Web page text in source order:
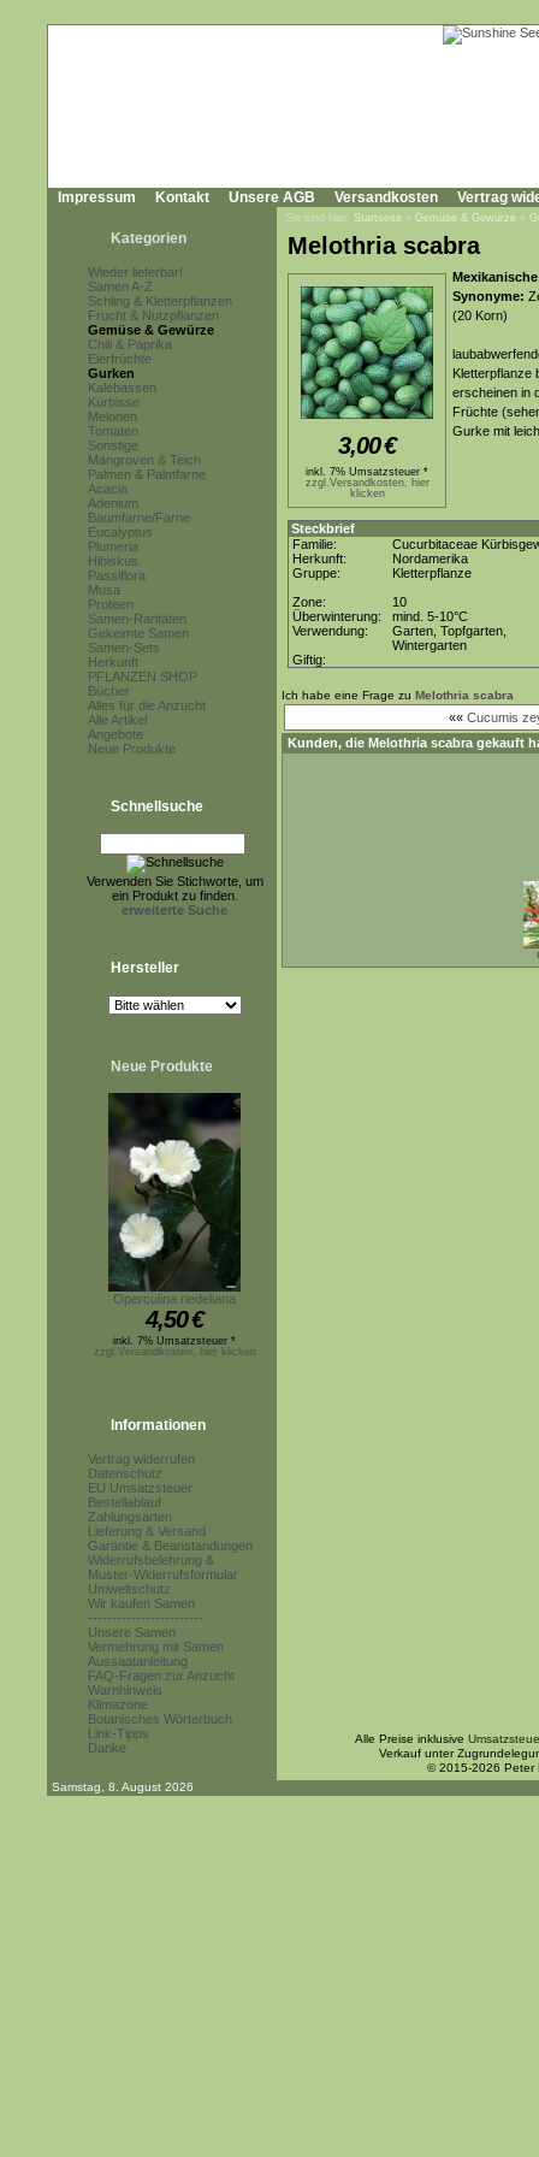
Impressum Kontakt Unsere AGB Versandkosten Vertrag
Kategorien
Wieder lieferbar!
Samen A-Z
Schling & Kletterpflanzen
Frucht & Nutzpflanzen
Gemüse & Gewürze
Chili & Paprika
Eierfrüchte
Gurken
Kalebassen
Kürbisse
Melonen
Tomaten
Sonstige
Mangroven & Teich
Palmen & Palmfarne
Acacia
Adenium
Baumfarne/Farne
Eucalyptus
Plumeria
Hibiskus
Passiflora
Musa
Proteen
Samen-Raritäten
Gekeimte Samen
Samen-Sets
Herkunft
PFLANZEN SHOP
Bücher
Alles für die Anzucht
Alle Artikel
Angebote
Neue Produkte
Schnellsuche
Verwenden Sie Stichworte, um
ein Produkt zu finden.
erweiterte Suche
Hersteller
Neue Produkte
Operculina riedeliana
4,50€
inkl. 7% Umsatzsteuer *
zzgl.Versandkosten, hier klicken
Informationen
Vertrag widerrufen
Datenschutz
EU Umsatzsteuer
Bestellablauf
Zahlungsarten
Lieferung & Versand
Garantie & Beanstandungen
Widerrufsbelehrung &
Muster-Widerrufsformular
Umweltschutz
Wir kaufen Samen
------------------------
Unsere Samen
Vermehrung mit Samen
Aussaatanleitung
FAQ-Fragen zur Anzucht
Warnhinweis
Klimazone
Botanisches Wörterbuch
Link-Tipps
Danke
Sie sind hier: Startseite » Gemüse & Gewürze »
Melothria scabra
3,00€
inkl. 7% Umsatzsteuer *
zzgl.Versandkosten, hier
klicken
Synonyme:
(20 Korn)
Kletterpflanze
erscheinen in
Früchte
Gurke mit
Steckbrief
Familie:
Cucurbitaceae
Herkunft:
Nordamerika
Gruppe:
Kletterpflanze
Zone:
10
Überwinterung:
mind. 5-10°C
Verwendung:
Garten, Topfgarten,
Wintergarten
Giftig:
Ich habe eine Frage zu Melothria scabra
«« Cucumis
Kunden, die Melothria scabra gekauft
Alle Preise inklusive
Verkauf unter
© 2015-2026 Peter
Samstag, 8. August 2026